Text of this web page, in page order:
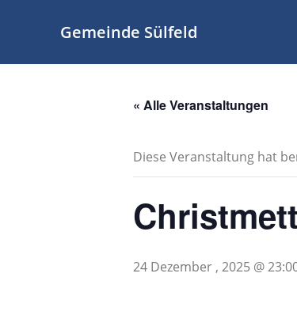
Gemeinde Sülfeld
« Alle Veranstaltungen
Diese Veranstaltung hat
24 Dezember , 2025 @